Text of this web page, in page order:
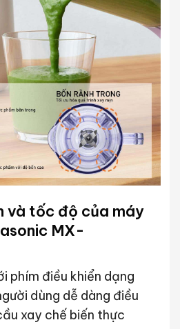
và tốc độ của máy
MX-
phím điều khiển dạng
dùng dễ dàng điều
xay chế biến thực